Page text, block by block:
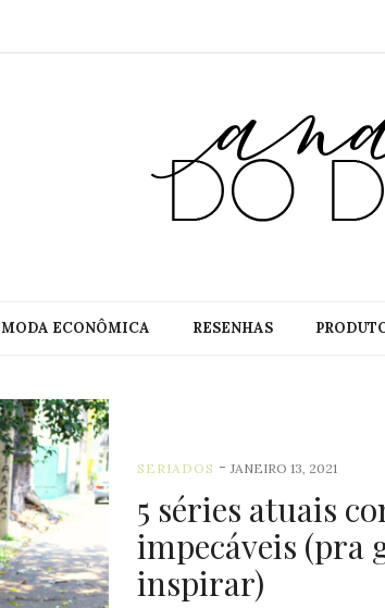
MODA ECONÔMICA RESENHAS
SERIADOS -JANEIRO 13, 2021
5 séries atuais
impecáveis (pra
inspirar)